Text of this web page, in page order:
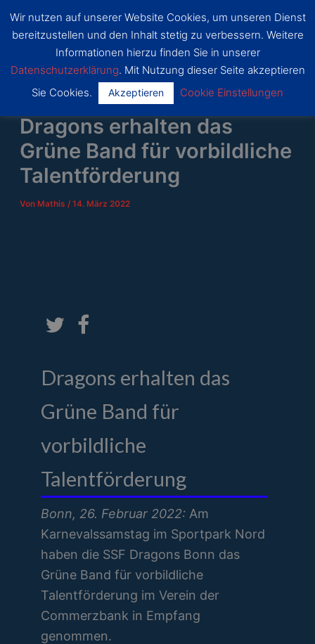
Inhalt
Dragon
s Bonn
Main
Menu
Dragons erhalten das
Grüne Band für vorbildliche
Talentförderung
Von Mathis /14. März 2022
Dragons erhalten das
Grüne Band für
vorbildliche
Talentförderung
Bonn, 26. Februar 2022: Am
Karnevalssamstag im Sportpark Nord
haben die SSF Dragons Bonn das
Grüne Band für vorbildliche
Talentförderung im Verein der
Commerzbank in Empfang
genommen.
Wir nutzen auf unserer Website Cookies, um unseren Dienst
bereitzustellen und den Inhalt stetig zu verbessern. Weitere
Informationen hierzu finden Sie in unserer
Datenschutzerklärung. Mit Nutzung dieser Seite akzeptieren
Sie Cookies.
Akzeptieren Cookie Einstellungen